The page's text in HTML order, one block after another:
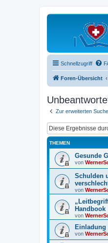
Schnellzugriff
Foren-Übersicht
Zur erweiterten Suche
THEMEN
Gesunde
von
Schulden
von
Handbook
von
Einladung
von